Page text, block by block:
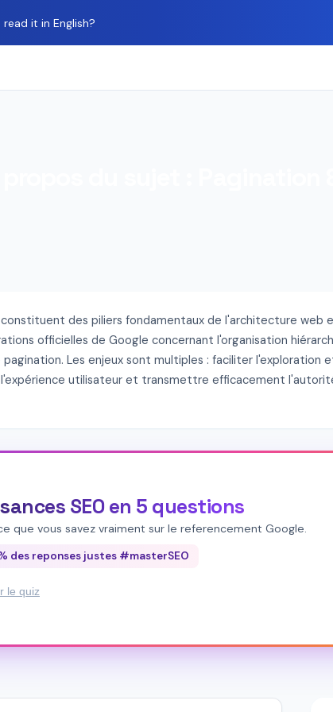
it in English?
des piliers fondamentaux de l'architecture web
officielles de Google concernant l'organisation
Les enjeux sont multiples : faciliter l'exploration
utilisateur et transmettre efficacement
les balises rel next/prev, désormais obsolètes, tout en
navigation et leur impact sur la visibilité. Comprendre les
erreurs d'architecture qui fragmentent l'autorité ou
la performance organique à long terme.
SEO en 5 questions
que vous savez vraiment sur le referencement Google.
des reponses justes #masterSEO
le quiz